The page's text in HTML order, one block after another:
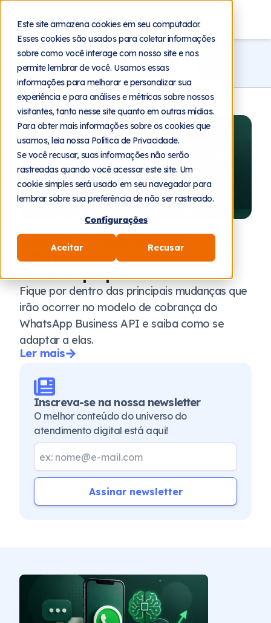
Este site armazena cookies em seu computador.
Esses cookies são usados para coletar informações
sobre como você interage com nosso site e nos
permite lembrar de você. Usamos essas
informações para melhorar e personalizar sua
experiência e para análises e métricas sobre nossos
visitantes, tanto nesse site quanto em outras mídias.
Para obter mais informações sobre os cookies que
usamos, leia nossa Política de Privacidade.
Se você recusar, suas informações não serão
rastreadas quando você acessar este site. Um
cookie simples será usado em seu navegador para
lembrar sobre sua preferência de não ser rastreado.
Configurações
Aceitar Recusar
Blog
4 de agosto de 2026
Modelo de cobrança do
WhatsApp API: o que muda e
como se preparar?
Fique por dentro das principais mudanças que
irão ocorrer no modelo de cobrança do
WhatsApp Business API e saiba como se
adaptar a elas.
Ler mais
Inscreva-se na nossa newsletter
O melhor conteúdo do universo do
atendimento digital está aqui!
Assinar newsletter